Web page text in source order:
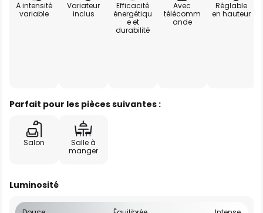
À intensité
variable
Variateur
inclus
Efficacité
énergétiqu
e et
durabilité
Avec
télécomm
ande
Réglable
en hauteur
Parfait pour les pièces suivantes :
Salon
Salle à
manger
Luminosité